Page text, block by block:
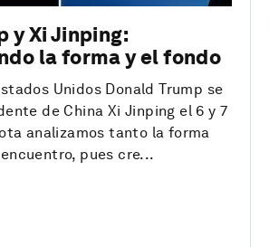
y Xi Jinping:
la forma y el fondo
Unidos Donald Trump se
de China Xi Jinping el 6 y 7
analizamos tanto la forma
pues cre...